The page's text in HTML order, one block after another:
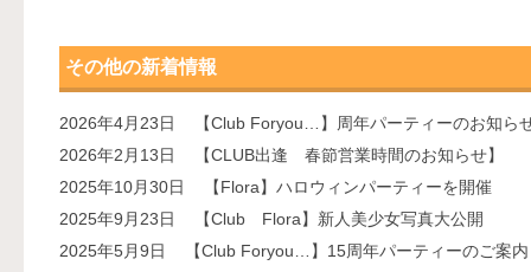
その他の新着情報
2026年4月23日
【Club Foryou…】周年パーティーのお知ら
2026年2月13日
【CLUB出逢 春節営業時間のお知らせ】
2025年10月30日
【Flora】ハロウィンパーティーを開催
2025年9月23日
【Club Flora】新人美少女写真大公開
2025年5月9日
【Club Foryou…】15周年パーティーのご案内